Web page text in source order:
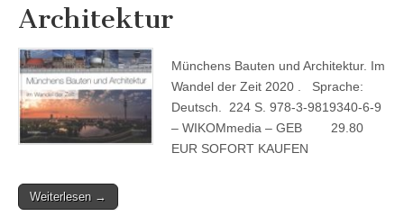
Architektur
Münchens Bauten und Architektur. Im
Wandel der Zeit 2020 . Sprache:
Deutsch. 224 S. 978-3-9819340-6-9
– WIKOMmedia – GEB 29.80
EUR SOFORT KAUFEN
Weiterlesen →